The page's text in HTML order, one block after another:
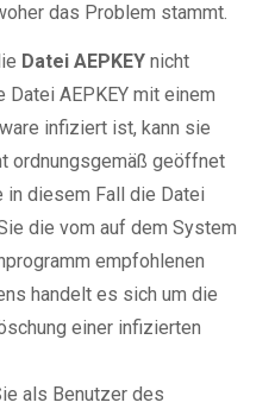
das Problem stammt.
Datei AEPKEY nicht
AEPKEY mit einem
infiziert ist, kann sie
ordnungsgemäß geöffnet
in diesem Fall die Datei
die vom auf dem System
empfohlenen
handelt es sich um die
einer infizierten
als Benutzer des